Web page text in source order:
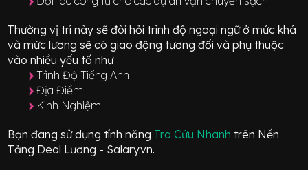
Thường vị trí này sẽ đòi hỏi trình độ ngoại ngữ ở mứckhá
và mức lương sẽ có giao động tương đối và phụ thuộc
vào nhiều yếu tố như
Trình Độ Tiếng Anh
Địa Điểm
Kinh Nghiệm
Bạn đang sử dụng tính năng Tra Cứu Nhanh trên Nền
Tảng Deal Lương - Salary.vn.